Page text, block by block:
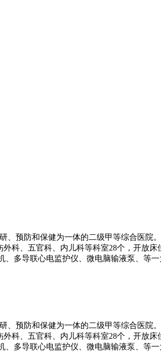
预防和保健为一体的二级甲等综合医院
科、五官科、内儿科等科室28个，开放床
多导联心电监护仪、微电脑输液泵、等一
预防和保健为一体的二级甲等综合医院
科、五官科、内儿科等科室28个，开放床
多导联心电监护仪、微电脑输液泵、等一